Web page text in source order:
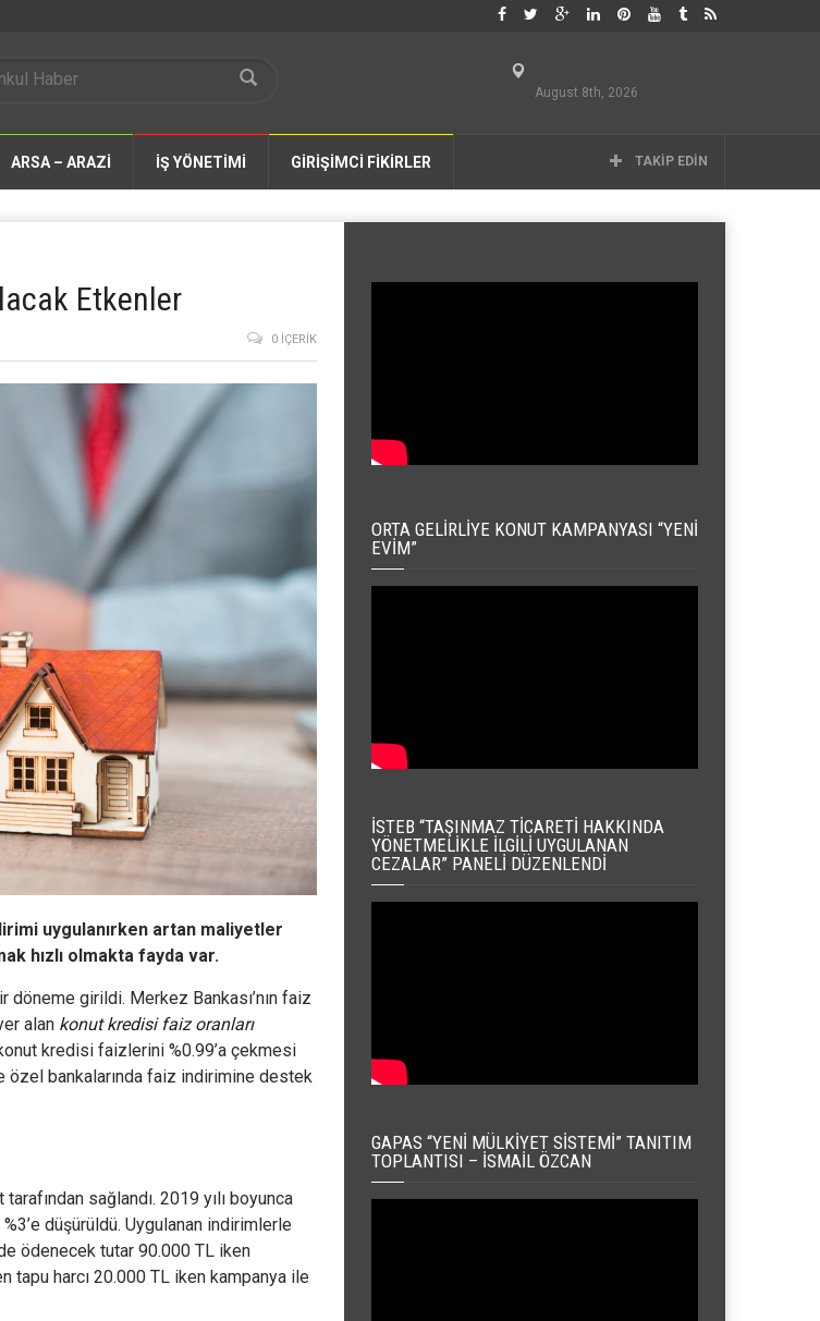
August 8th, 2026
ARSA – ARAZİ İŞ YÖNETİMİ GİRİŞİMCİ FİKİRLER TAKIP EDIN
Etkenler
0 İÇERIK
uygulanırken artan maliyetler
hızlı olmakta fayda var.
döneme girildi. Merkez Bankası’nın faiz
alan konut kredisi faiz oranları
kredisi faizlerini %0.99’a çekmesi
özel bankalarında faiz indirimine destek
sağlandı. 2019 yılı boyunca
%3’e düşürüldü. Uygulanan indirimlerle
ödenecek tutar 90.000 TL iken
tapu harcı 20.000 TL iken kampanya ile
ORTA GELIRLIYE KONUT KAMPANYASI “YENI
EVIM”
İSTEB “TAŞINMAZ TICARETI HAKKINDA
YÖNETMELIKLE İLGILI UYGULANAN
CEZALAR” PANELI DÜZENLENDI
GAPAS “YENI MÜLKIYET SISTEMI” TANITIM
TOPLANTISI – İSMAIL ÖZCAN